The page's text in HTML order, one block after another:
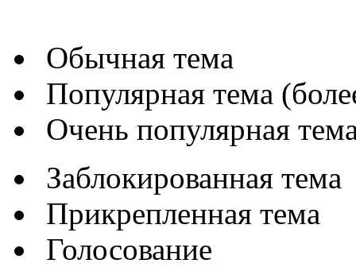
Обычная тема
Популярная тема
Очень популярная
Заблокированная тема
Прикрепленная тема
Голосование